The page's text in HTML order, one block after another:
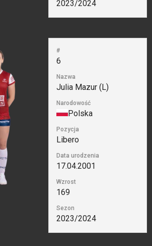
2023/2024
#
6
Nazwa
Julia Mazur (L)
Narodowość
Polska
Pozycja
Libero
Data urodzenia
17.04.2001
Wzrost
169
Sezon
2023/2024